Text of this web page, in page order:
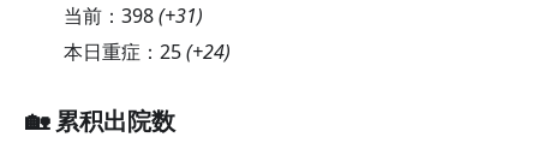
当前： 398(+31)
本日重症： 25(+24)
🏡 累积出院数